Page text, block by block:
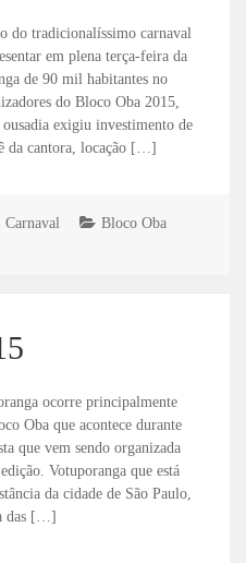
do tradicionalíssimo carnaval
em plena terça-feira da
de 90 mil habitantes no
do Bloco Oba 2015,
exigiu investimento de
da cantora, locação […]
Carnaval
Bloco Oba
ocorre principalmente
Oba que acontece durante
que vem sendo organizada
Votuporanga que está
da cidade de São Paulo,
das […]